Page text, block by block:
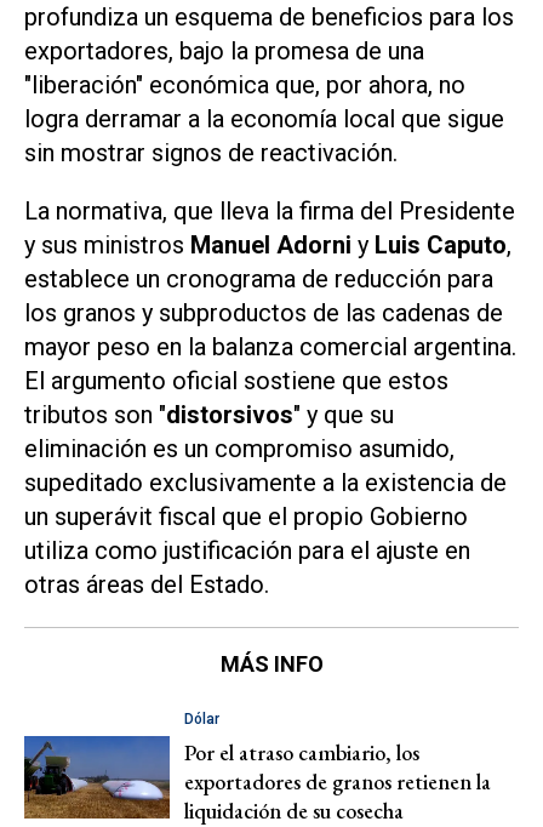
profundiza un esquema de beneficios para los
exportadores, bajo la promesa de una
"liberación" económica que, por ahora, no
logra derramar a la economía local que sigue
sin mostrar signos de reactivación.
La normativa, que lleva la firma del Presidente
y sus ministros Manuel Adorni y Luis Caputo,
establece un cronograma de reducción para
los granos y subproductos de las cadenas de
mayor peso en la balanza comercial argentina.
El argumento oficial sostiene que estos
tributos son "distorsivos" y que su
eliminación es un compromiso asumido,
supeditado exclusivamente a la existencia de
un superávit fiscal que el propio Gobierno
utiliza como justificación para el ajuste en
otras áreas del Estado.
MÁS INFO
Dólar
Por el atraso cambiario, los
exportadores de granos retienen la
liquidación de su cosecha